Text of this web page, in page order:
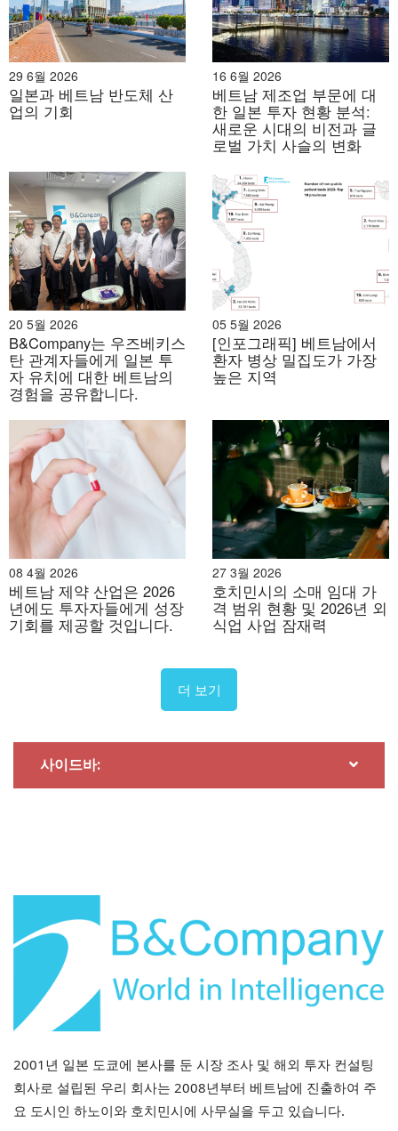
정책적 신호를 보냅니다. 이는 민간 참여를 허용할 뿐만 아
니라 장려하여 비국가 투자자들에게 안전한 시장 공간을
조성합니다. 이는 민간 투자자와 계약 건설 회사의 역할을
국가 의료 전략 목표 달성에 필수적인 것으로 인식함에 따
라 이들의 위험을 줄여줍니다. 사실상 이는 정부로부터 간
접적인 투자를 유치하는 것으로 볼 수 있습니다.
의료 건설 분야 외국인 투자자 진입 모델
외국인 투자자는 100% 외국인 소유 기업, 합작 투자(JV),
사업 협력 계약(BCC), 민관 파트너십(PPP) 등 다양한 법적
모델을 통해 베트남 의료 건설 시장에 참여할 수 있습니다.
그러나 의료 분야는 파트너십 및 건설 관련 특정 규정으로
인해 외국 기업이 국내 건설업체와 협력해야 하므로 다른
산업에 비해 여전히 특정 규제 제약에 직면해 있습니다.
[5]
이러한 모델 중 합작 투자가 가장 일반적입니다. 외국 투자
며, 대표적인 예는 다음과 같습니다.
미국 국제 병원(AIH)
그리고FV 병원(프랑스-베트남). 100% 외국 소유 모델은
인허가 요건 및 투자 자본 제한으로 인해 적용 빈도가 낮습
니다. 현재 의료 분야에서 BCC는 드물며, 주로 전문 클리
닉이나 시범 사업으로 제한됩니다.
American International Hospital
출처: American International Hospital 홈페이지
한편, PPP 모델은 전통적으로 공공 인프라에 적용되어 왔
지만, 정부는 PPP를 의료 프로젝트에 민간 자본을 유치하
는 전략적 도구로 자리매김하여 국가 예산에 대한 압박을
시행되는 PPP법과 법령 35/2021/ND-CP[6]와 같은 지침
령에 따라 마련되었습니다. 최근 법령 71/2025/ND-CP는
분야 및 투자 규모 제한을 철폐하여 의료 IT 프로젝트를 포
29 6월 2026
일본과 베트남 반도체 산
업의 기회
16 6월 2026
베트남 제조업 부문에 대
한 일본 투자 현황 분석:
새로운 시대의 비전과 글
로벌 가치 사슬의 변화
20 5월 2026
B&Company는 우즈베키스
탄 관계자들에게 일본 투
자 유치에 대한 베트남의
경험을 공유합니다.
05 5월 2026
[인포그래픽] 베트남에서
환자 병상 밀집도가 가장
높은 지역
08 4월 2026
베트남 제약 산업은 2026
년에도 투자자들에게 성장
기회를 제공할 것입니다.
27 3월 2026
호치민시의 소매 임대 가
격 범위 현황 및 2026년 외
식업 사업 잠재력
더 보기
사이드바:
2001년 일본 도쿄에 본사를 둔 시장 조사 및 해외 투자 컨설팅
회사로 설립된 우리 회사는 2008년부터 베트남에 진출하여 주
요 도시인 하노이와 호치민시에 사무실을 두고 있습니다.